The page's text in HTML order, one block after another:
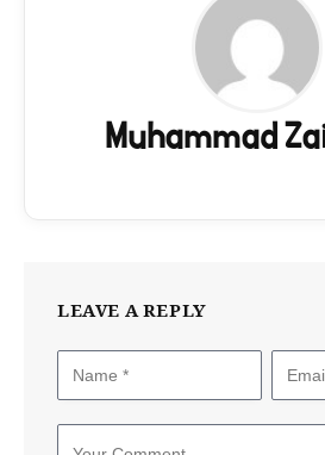
Muhammad
LEAVE A REPLY